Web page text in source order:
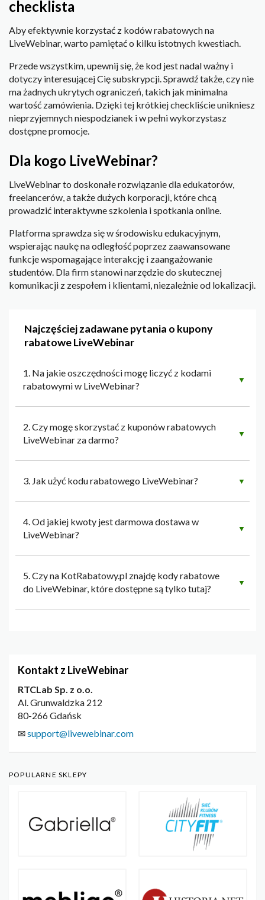
checklista
Aby efektywnie korzystać z kodów rabatowych na
LiveWebinar, warto pamiętać o kilku istotnych kwestiach.
Przede wszystkim, upewnij się, że kod jest nadal ważny i
dotyczy interesującej Cię subskrypcji. Sprawdź także, czy nie
ma żadnych ukrytych ograniczeń, takich jak minimalna
wartość zamówienia. Dzięki tej krótkiej checkliście unikniesz
nieprzyjemnych niespodzianek i w pełni wykorzystasz
dostępne promocje.
Dla kogo LiveWebinar?
LiveWebinar to doskonałe rozwiązanie dla edukatorów,
freelancerów, a także dużych korporacji, które chcą
prowadzić interaktywne szkolenia i spotkania online.
Platforma sprawdza się w środowisku edukacyjnym,
wspierając naukę na odległość poprzez zaawansowane
funkcje wspomagające interakcję i zaangażowanie
studentów. Dla firm stanowi narzędzie do skutecznej
komunikacji z zespołem i klientami, niezależnie od lokalizacji.
Najczęściej zadawane pytania o kupony
rabatowe LiveWebinar
1. Na jakie oszczędności mogę liczyć z kodami
rabatowymi w LiveWebinar?
▼
2. Czy mogę skorzystać z kuponów rabatowych
LiveWebinar za darmo?
▼
3. Jak użyć kodu rabatowego LiveWebinar? ▼
4. Od jakiej kwoty jest darmowa dostawa w
LiveWebinar?
▼
5. Czy na KotRabatowy.pl znajdę kody rabatowe
do LiveWebinar, które dostępne są tylko tutaj?
▼
Kontakt z LiveWebinar
RTCLab Sp. z o.o.
Al. Grunwaldzka 212
80-266 Gdańsk
✉support@livewebinar.com
POPULARNE SKLEPY